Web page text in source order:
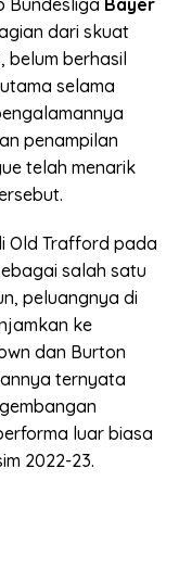
Bundesliga Bayer
dari skuat
belum berhasil
selama
penampilan
telah menarik
Old Trafford pada
salah satu
peluangnya di
ke
dan Burton
ternyata
luar biasa
2022-23.